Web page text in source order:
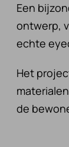
Een
ontwerp,
echte
Het
de